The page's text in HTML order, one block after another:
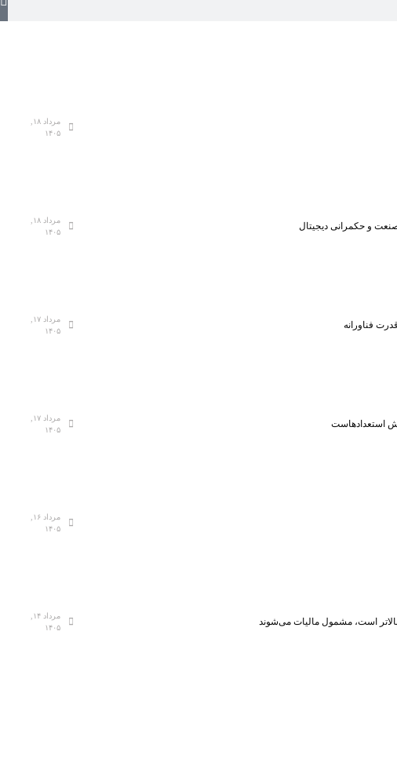
۱۴۰۵
و حکمرانی دیجیتال
۱۴۰۵
فناورانه
۱۴۰۵
استعدادهاست
۱۴۰۵
۱۴۰۵
است، مشمول مالیات می‌شوند
۱۴۰۵